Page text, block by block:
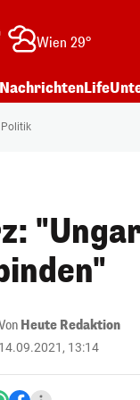
Wien 29°
NachrichtenLife
Politik
Heute Redaktion
14.09.2021, 13:14